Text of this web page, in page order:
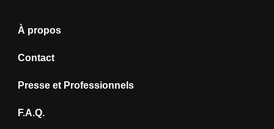
À propos
Contact
Presse et Professionnels
F.A.Q.